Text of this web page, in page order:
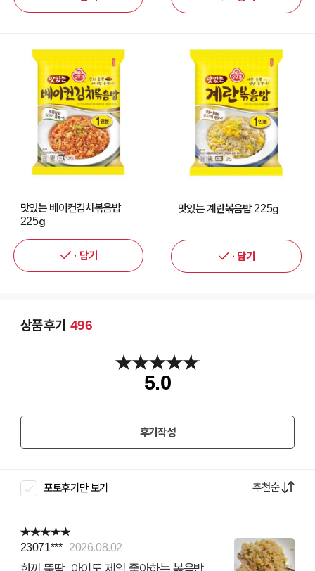
맛있는 베이컨김치볶음밥
225g
담기
맛있는 계란볶음밥 225g
담기
상품후기 496
5.0
후기작성
포토후기만 보기 추천순
23071*** 2026.08.02